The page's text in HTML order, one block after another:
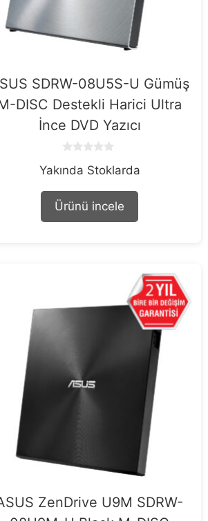
SDRW-08U5S-U Gümüş
DISC Destekli Harici Ultra
İnce DVD Yazıcı
o
t
f
Yakında Stoklarda
Ürünü incele
ZenDrive U9M SDRW-